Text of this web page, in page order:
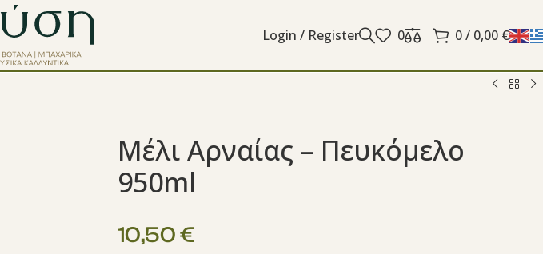
Login / Register 0 0/ 0,00 €
Μέλι Αρναίας – Πευκόμελο
950ml
10,50€